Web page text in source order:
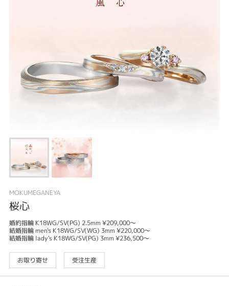
MOKUMEGANEYA
桜心
婚約指輪 K18WG/SV(PG) 2.5mm ¥209,000～
結婚指輪 men's K18WG/SV(WG) 3mm ¥220,000～
結婚指輪 lady's K18WG/SV(PG) 3mm ¥236,500～
お取り寄せ 受注生産